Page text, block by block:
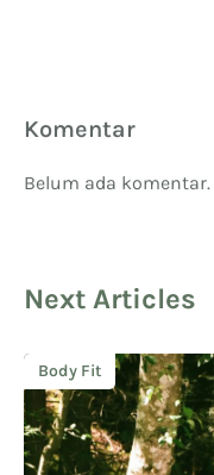
Komentar
Belum ada komentar.
Next Articles
Body Fit